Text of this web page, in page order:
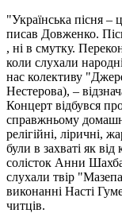
"Українська пісня –
писав Довженко.
, ні в смутку.
коли слухали
нас колективу
Нестерова), –
Концерт відбувся
справжньому
релігійні, ліричні,
були в захваті як від
солісток Анни
слухали твір
виконанні Насті
читців.